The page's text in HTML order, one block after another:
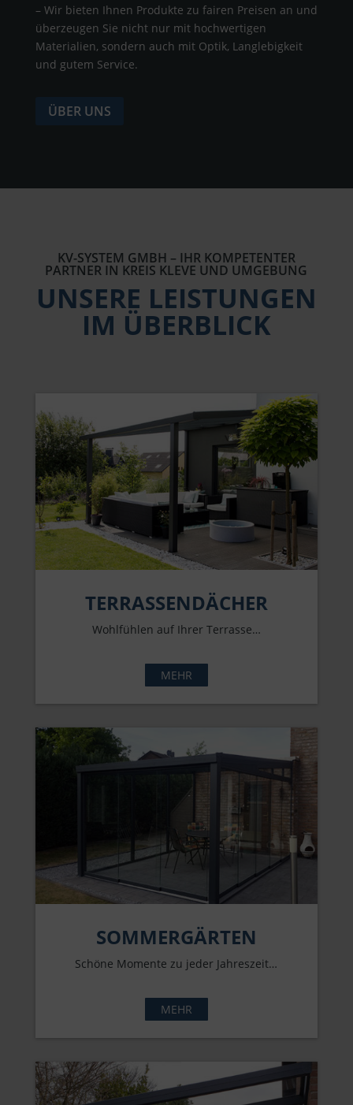
– Wir bieten Ihnen Produkte zu fairen Preisen an und
überzeugen Sie nicht nur mit hochwertigen
Materialien, sondern auch mit Optik, Langlebigkeit
und gutem Service.
ÜBER UNS
KV-SYSTEM GMBH – IHR KOMPETENTER
PARTNER IN KREIS KLEVE UND UMGEBUNG
UNSERE LEISTUNGEN
IM ÜBERBLICK
TERRASSENDÄCHER
Wohlfühlen auf Ihrer Terrasse…
MEHR
SOMMERGÄRTEN
Schöne Momente zu jeder Jahreszeit…
MEHR